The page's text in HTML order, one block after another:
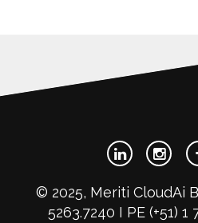
© 2025, Meriti CloudAi
5263.7240 I PE (+51) 1